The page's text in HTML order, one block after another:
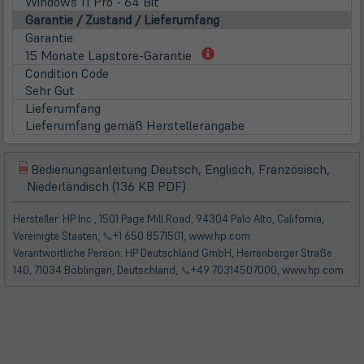
Garantie / Zustand / Lieferumfang
Garantie
15 Monate Lapstore-Garantie
(öffnet
Condition Code
Sehr Gut
Lieferumfang
Lieferumfang gemäß Herstellerangabe
(öffnet
in
neuem
Tab)
Bedienungsanleitung Deutsch, Englisch, Französisch,
Niederländisch (136 KB PDF)
in
neuem
Tab)
Hersteller: HP Inc., 1501 Page Mill Road, 94304 Palo Alto, California,
Vereinigte Staaten, 📞+1 650 8571501, www.hp.com
Verantwortliche Person: HP Deutschland GmbH, Herrenberger Straße
140, 71034 Böblingen, Deutschland, 📞+49 70314507000, www.hp.com